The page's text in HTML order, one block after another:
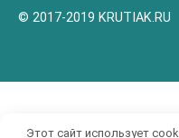
© 2017-2019 KRUTIAK.RU
Этот сайт использует